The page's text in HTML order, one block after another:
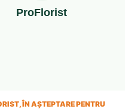
ÎN AȘTEPTARE PENTRU